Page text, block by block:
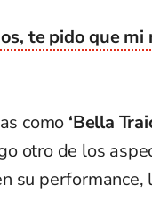
te pido que
como ‘Bella
otro de los
su performance,